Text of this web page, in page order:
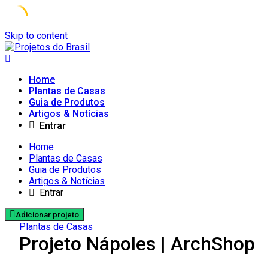
Skip to content
Home
Plantas de Casas
Guia de Produtos
Artigos & Notícias
Entrar
Home
Plantas de Casas
Guia de Produtos
Artigos & Notícias
Entrar
Adicionar projeto
Plantas de Casas
Projeto Nápoles | ArchShop